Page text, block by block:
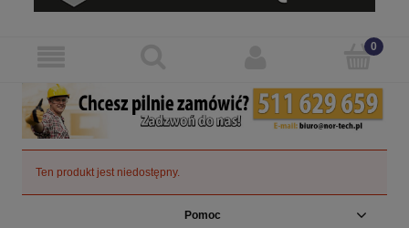
Ten produkt jest niedostępny.
Pomoc